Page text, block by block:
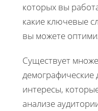
которых вы
какие ключевые
вы можете
Существует
интересы,
анализе